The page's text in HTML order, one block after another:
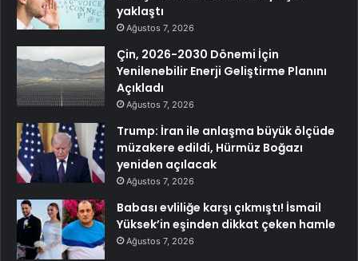
yaklaştı
Ağustos 7, 2026
Çin, 2026-2030 Dönemi İçin
Yenilenebilir Enerji Geliştirme Planını
Açıkladı
Ağustos 7, 2026
Trump: İran ile anlaşma büyük ölçüde
müzakere edildi, Hürmüz Boğazı
yeniden açılacak
Ağustos 7, 2026
Babası evliliğe karşı çıkmıştı! İsmail
Yüksek’in eşinden dikkat çeken hamle
Ağustos 7, 2026